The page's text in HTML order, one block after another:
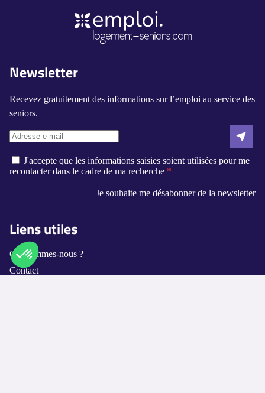
Newsletter
Recevez gratuitement des informations sur l’emploi au service des
seniors.
J'accepte que les informations saisies soient utilisées pour me
recontacter dans le cadre de ma recherche
Je souhaite me désabonner de la newsletter
Liens utiles
Qui sommes-nous ?
Contact